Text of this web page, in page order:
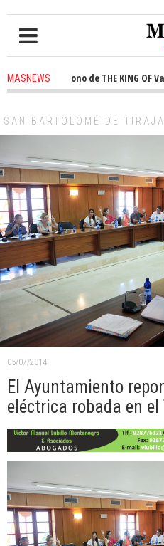
MASNEWS
el trono de THE KING OF
SAN BARTOLOMÉ DE
05/07/2014
El Ayuntamiento
eléctrica robada en el